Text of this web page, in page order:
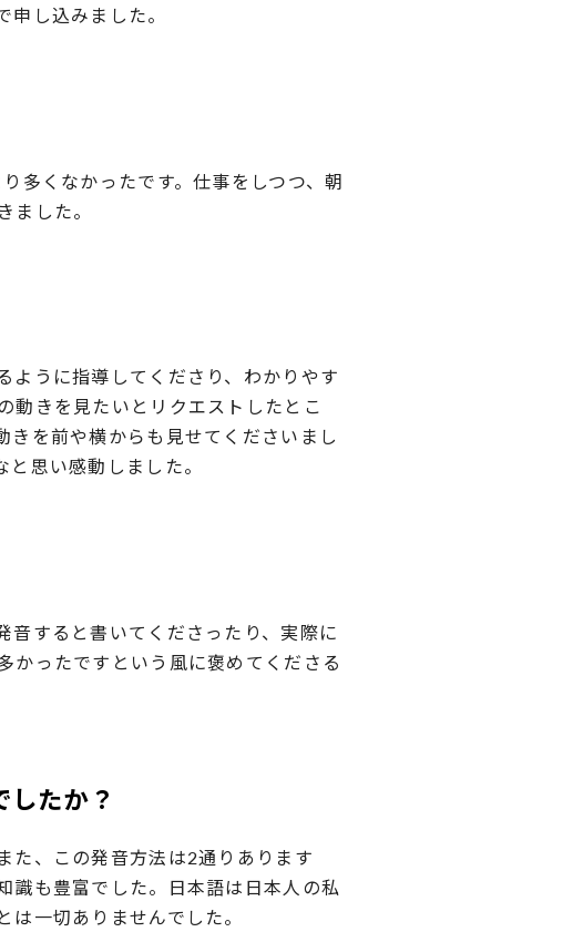
し込みました。
多くなかったです。仕事をしつつ、朝
した。
ように指導してくださり、わかりやす
動きを見たいとリクエストしたとこ
を前や横からも見せてくださいまし
思い感動しました。
すると書いてくださったり、実際に
かったですという風に褒めてくださる
たか？
た、この発音方法は2通りあります
識も豊富でした。日本語は日本人の私
一切ありませんでした。